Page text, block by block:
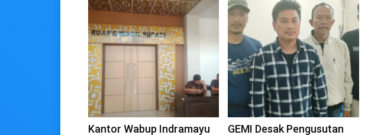
Kantor Wabup Indramayu
GEMI Desak Pengusutan